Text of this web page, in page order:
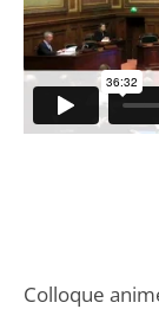
Colloque